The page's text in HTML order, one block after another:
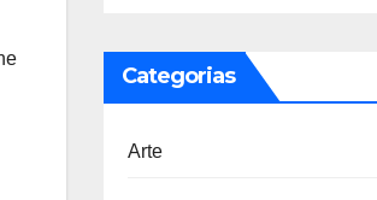
Categorias
Arte